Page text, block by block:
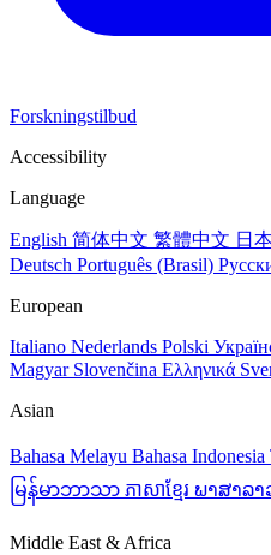
Forskningstilbud
Accessibility
Language
English 简体中文 繁體中文 日
Deutsch Português (Brasil)
European
Italiano Nederlands Polski
Magyar Slovenčina Ελληνικά
Asian
Bahasa Melayu Bahasa Indonesia
မြန်မာဘာသာ ភាសាខ្មែរ ພາສາລາ
Middle East & Africa